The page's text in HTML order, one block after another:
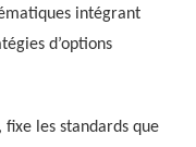
intégrant
d’options
les standards que